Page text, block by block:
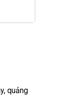
quảng